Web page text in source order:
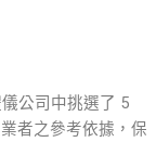
公司中挑選了 5
者之參考依據，保